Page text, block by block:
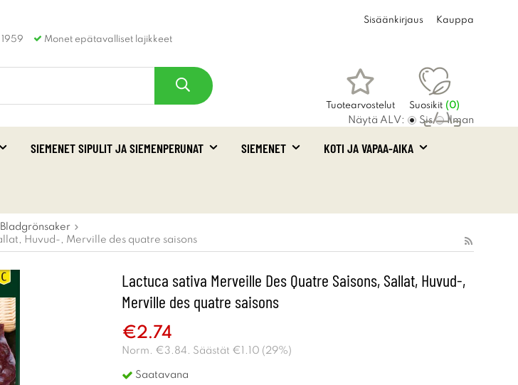
Monet epätavalliset lajikkeet
Sisäänkirjaus Kauppa
Tuotearvostelut Suosikit (0)
Ostoskori
Näytä ALV: Sis Ilman
SIEMENET SIPULIT JA SIEMENPERUNAT SIEMENET KOTI JA VAPAA-AIKA
Huvud-, Merville des quatre saisons
Lactuca sativa Merveille Des Quatre Saisons, Sallat, Huvud-,
Merville des quatre saisons
€2.74
Norm. €3.84 . Säästät €1.10 ( 29%)
Saatavana